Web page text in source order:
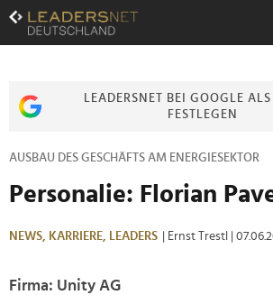
Zum
Inhalt
Zur
Zur
LEADERSNET BEI GOOGLE
FESTLEGEN
AUSBAU DES GESCHÄFTS AM ENERGIESEKTOR
Personalie: Florian
NEWS, KARRIERE, LEADERS | Ernst Trestl |
Firma: Unity AG